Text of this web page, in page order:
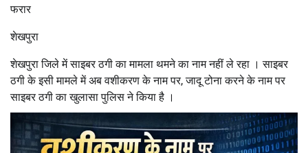
फरार
शेखपुरा
शेखपुरा जिले में साइबर ठगी का मामला थमने का नाम नहीं ले रहा । साइबर
ठगी के इसी मामले में अब वशीकरण के नाम पर, जादू टोना करने के नाम पर
साइबर ठगी का खुलासा पुलिस ने किया है ।